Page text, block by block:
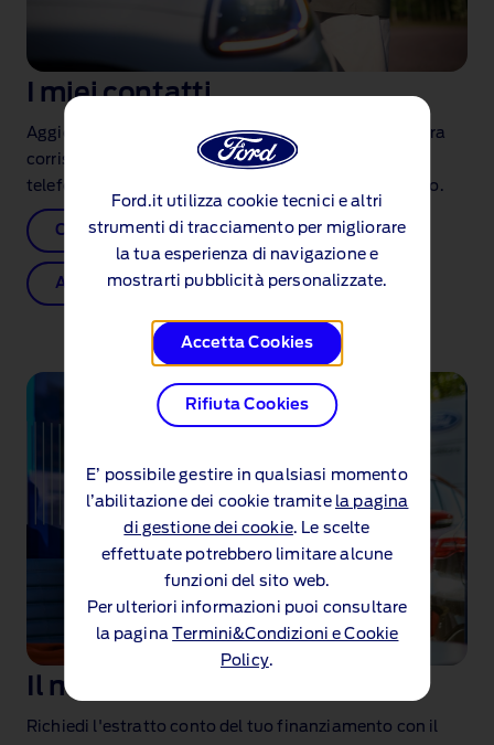
Ford.it utilizza cookie tecnici e altri
strumenti di tracciamento per migliorare
la tua esperienza di navigazione e
mostrarti pubblicità personalizzate.
Accetta Cookies
Rifiuta Cookies
E’ possibile gestire in qualsiasi momento
l’abilitazione dei cookie tramite la pagina
di gestione dei cookie. Le scelte
effettuate potrebbero limitare alcune
funzioni del sito web.
Per ulteriori informazioni puoi consultare
la pagina
Termini&Condizioni e Cookie
Policy.
I miei contatti
Aggiorna l'indirizzo al quale desideri ricevere la nostra
corrispondenza o comunica il tuo nuovo numero di
telefono al quale desideri essere contattato in futuro.
Cambio indirizzo
Aggiorna contatti
Il mio estratto conto
Richiedi l'estratto conto del tuo finanziamento con il